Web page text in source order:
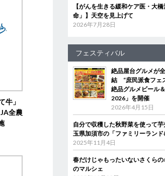
牛」
全農
【がんを生きる緩和ケア医・大
命」】天空を見上げて
2026年7月28日
フェスティバル
絶品屋台グルメが
結 “庶民派食フェ
絶品グルメビール
2026」を開催
2026年4月15日
自分で収穫した秋野菜を使って
玉県加須市の「ファミリーランド
2025年11月4日
春だけじゃもったいないさくら
のマルシェ